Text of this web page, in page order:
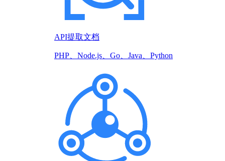
API提取文档
PHP、Node.js、Go、Java、Python